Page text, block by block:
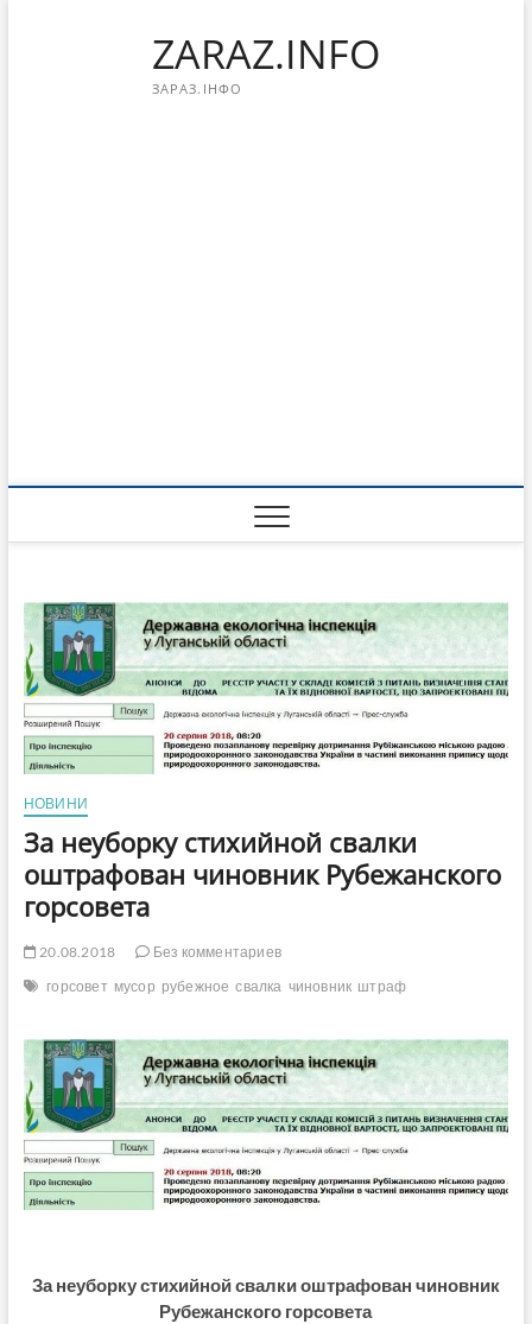
ZARAZ.INFO
ЗАРАЗ.ІНФО
НОВИНИ
За неуборку стихийной свалки
оштрафован чиновник Рубежанского
горсовета
20.08.2018
Без комментариев
горсовет мусор рубежное свалка чиновник штраф
За неуборку стихийной свалки оштрафован чиновник
Рубежанского горсовета